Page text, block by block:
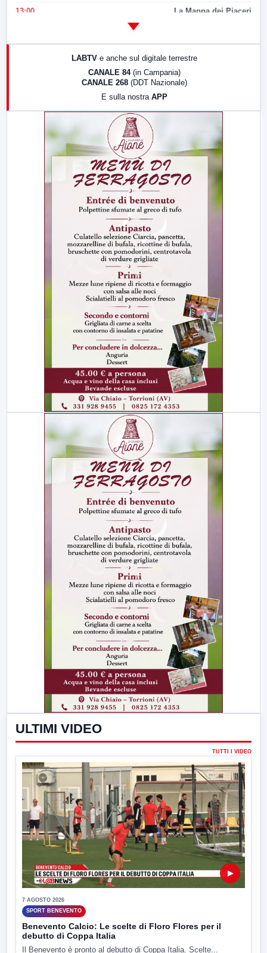
13:00 La Mappa dei Piaceri
LABTV e anche sul digitale terrestre
CANALE 84 (in Campania)
CANALE 268 (DDT Nazionale)
E sulla nostra APP
ULTIMI VIDEO
TUTTI I VIDEO
▶
7 AGOSTO 2026
SPORT BENEVENTO
Benevento Calcio: Le scelte di Floro Flores per il
debutto di Coppa Italia
Il Benevento è pronto al debutto di Coppa Italia. Scelte...